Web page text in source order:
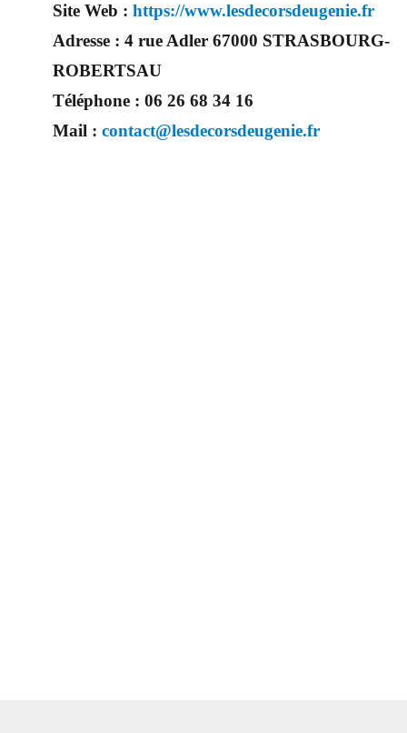
Site Web : https://www.lesdecorsdeugenie.fr
Adresse : 4 rue Adler 67000 STRASBOURG-
ROBERTSAU
Téléphone : 06 26 68 34 16
Mail : contact@lesdecorsdeugenie.fr